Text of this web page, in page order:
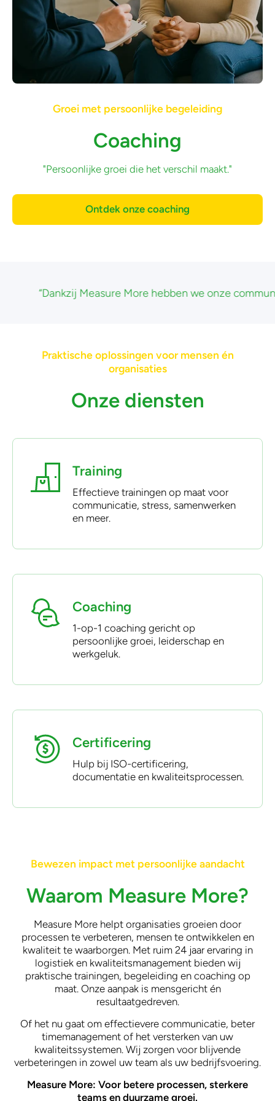
Groei met persoonlijke begeleiding
Coaching
"Persoonlijke groei die het verschil maakt."
Ontdek onze coaching
More hebben we onze communicatie en
Praktische oplossingen voor mensen én
organisaties
Onze diensten
Training
Effectieve trainingen op maat voor
communicatie, stress, samenwerken
en meer.
Coaching
1-op-1 coaching gericht op
persoonlijke groei, leiderschap en
werkgeluk.
Certificering
Hulp bij ISO-certificering,
documentatie en kwaliteitsprocessen.
Bewezen impact met persoonlijke aandacht
Waarom Measure More?
Measure More helpt organisaties groeien door
processen te verbeteren, mensen te ontwikkelen en
kwaliteit te waarborgen. Met ruim 24 jaar ervaring in
logistiek en kwaliteitsmanagement bieden wij
praktische trainingen, begeleiding en coaching op
maat. Onze aanpak is mensgericht én
resultaatgedreven.
Of het nu gaat om effectievere communicatie, beter
timemanagement of het versterken van uw
kwaliteitssystemen. Wij zorgen voor blijvende
verbeteringen in zowel uw team als uw bedrijfsvoering.
Measure More: Voor betere processen, sterkere
teams en duurzame groei.